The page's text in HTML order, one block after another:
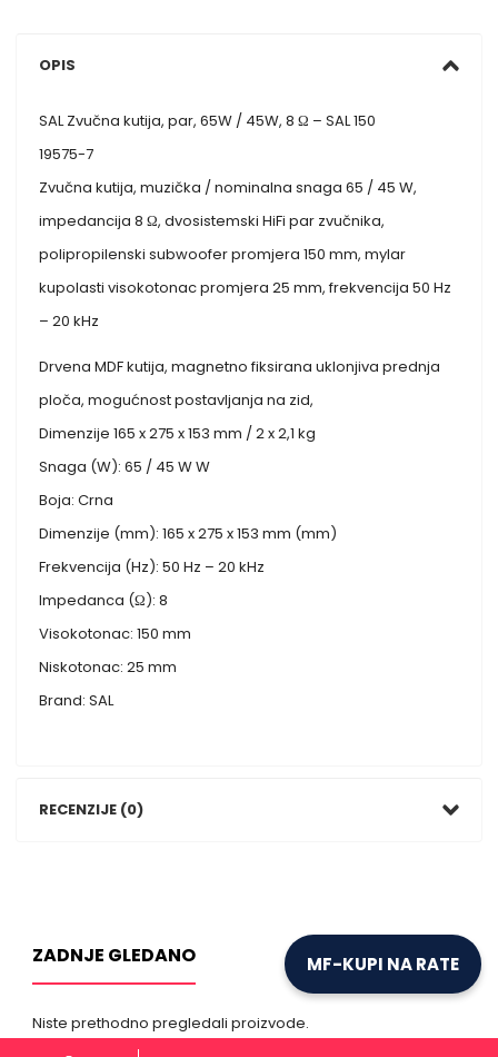
OPIS
SAL Zvučna kutija, par, 65W / 45W, 8 Ω – SAL 150
19575-7
Zvučna kutija, muzička / nominalna snaga 65 / 45 W,
impedancija 8 Ω, dvosistemski HiFi par zvučnika,
polipropilenski subwoofer promjera 150 mm, mylar
kupolasti visokotonac promjera 25 mm, frekvencija 50 Hz
– 20 kHz
Drvena MDF kutija, magnetno fiksirana uklonjiva prednja
ploča, mogućnost postavljanja na zid,
Dimenzije 165 x 275 x 153 mm / 2 x 2,1 kg
Snaga (W): 65 / 45 W W
Boja: Crna
Dimenzije (mm): 165 x 275 x 153 mm (mm)
Frekvencija (Hz): 50 Hz – 20 kHz
Impedanca (Ω): 8
Visokotonac: 150 mm
Niskotonac: 25 mm
Brand: SAL
RECENZIJE (0)
ZADNJE GLEDANO
Niste prethodno pregledali proizvode.
MF-KUPI NA RATE